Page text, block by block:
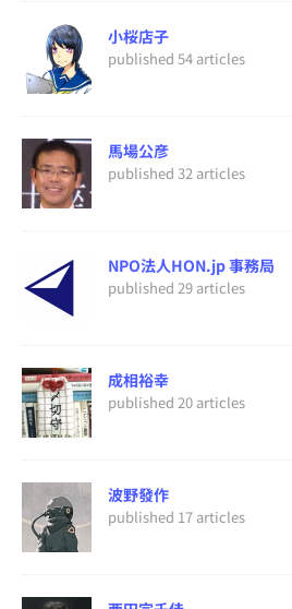
小桜店子
published 54 articles
馬場公彦
published 32 articles
NPO法人HON.jp 事務局
published 29 articles
成相裕幸
published 20 articles
波野發作
published 17 articles